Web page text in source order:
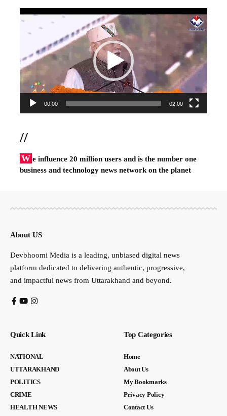
Video
00:00 02:00
//
W e influence 20 million users and is the number one
business and technology news network on the planet
About US
Devbhoomi Media is a leading, unbiased digital news
platform dedicated to delivering authentic, progressive,
and impactful news from Uttarakhand and beyond.
Quick Link
NATIONAL
UTTARAKHAND
POLITICS
CRIME
HEALTH NEWS
Top Categories
Home
About Us
My Bookmarks
Privacy Policy
Contact Us